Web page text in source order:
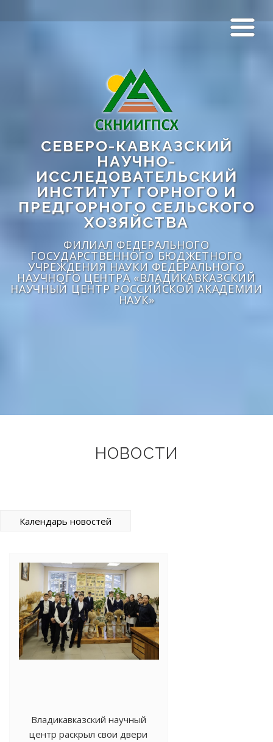
СЕВЕРО-КАВКАЗСКИЙ
НАУЧНО-
ИССЛЕДОВАТЕЛЬСКИЙ
ИНСТИТУТ ГОРНОГО И
ПРЕДГОРНОГО СЕЛЬСКОГО
ХОЗЯЙСТВА
ФИЛИАЛ ФЕДЕРАЛЬНОГО
ГОСУДАРСТВЕННОГО БЮДЖЕТНОГО
УЧРЕЖДЕНИЯ НАУКИ ФЕДЕРАЛЬНОГО
НАУЧНОГО ЦЕНТРА «ВЛАДИКАВКАЗСКИЙ
НАУЧНЫЙ ЦЕНТР РОССИЙСКОЙ АКАДЕМИИ
НАУК»
НОВОСТИ
Календарь новостей
Владикавказский научный
центр раскрыл свои двери